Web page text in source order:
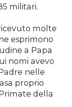
militari.
molte
esprimono
a Papa
nomi avevo
nelle
proprio
della